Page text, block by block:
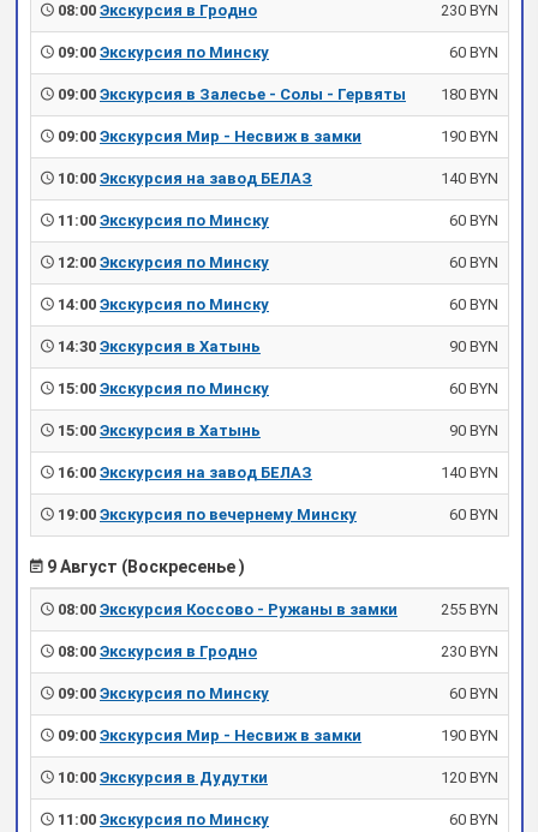
08:00 Экскурсия в Гродно 230 BYN
09:00 Экскурсия по Минску 60 BYN
09:00 Экскурсия в Залесье - Солы - Гервяты 180 BYN
09:00 Экскурсия Мир - Несвиж в замки 190 BYN
10:00 Экскурсия на завод БЕЛАЗ 140 BYN
11:00 Экскурсия по Минску 60 BYN
12:00 Экскурсия по Минску 60 BYN
14:00 Экскурсия по Минску 60 BYN
14:30 Экскурсия в Хатынь 90 BYN
15:00 Экскурсия по Минску 60 BYN
15:00 Экскурсия в Хатынь 90 BYN
16:00 Экскурсия на завод БЕЛАЗ 140 BYN
19:00 Экскурсия по вечернему Минску 60 BYN
9 Август (Воскресенье )
08:00 Экскурсия Коссово - Ружаны в замки 255 BYN
08:00 Экскурсия в Гродно 230 BYN
09:00 Экскурсия по Минску 60 BYN
09:00 Экскурсия Мир - Несвиж в замки 190 BYN
10:00 Экскурсия в Дудутки 120 BYN
11:00 Экскурсия по Минску 60 BYN